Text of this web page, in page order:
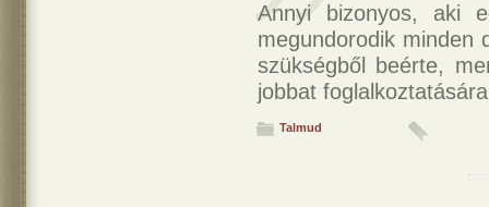
Annyi bizonyos, aki
megundorodik minden
szükségből beérte,
jobbat
Talmud